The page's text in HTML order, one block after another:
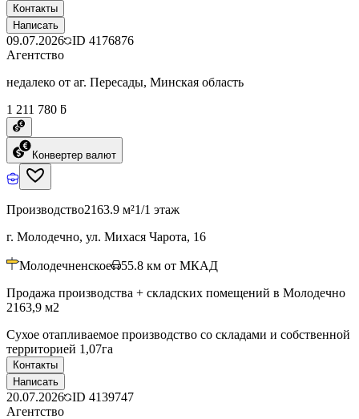
Контакты
Написать
09.07.2026 ID 4176876
Агентство
недалеко от аг. Пересады, Минская область
1 211 780 ƃ
Конвертер валют
Производство2163.9 м²1/1 этаж
г. Молодечно, ул. Михася Чарота, 16
Молодечненское 55.8 км от МКАД
Продажа производства + складских помещений в Молодечно
2163,9 м2
Сухое отапливаемое производство со складами и собственной
территорией 1,07га
Контакты
Написать
20.07.2026 ID 4139747
Агентство